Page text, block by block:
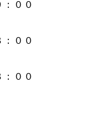
００
００
００